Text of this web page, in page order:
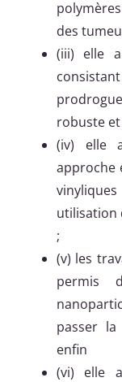
des
(iii) elle
robuste
(iv) elle
approche
utilisation
;
(v) les
permis
passer
enfin
(vi) elle